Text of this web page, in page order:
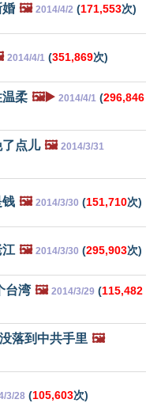
婚 🖼️ 2014/4/2 (171,553次)
2014/4/1 (351,869次)
柔 🖼️▶️ 2014/4/1 (296,846
点儿 🖼️ 2014/3/31
钱 🖼️ 2014/3/30 (151,710次)
江 🖼️ 2014/3/30 (295,903次)
台湾 🖼️ 2014/3/29 (115,482
落到中共手里 🖼️
3/28 (105,603次)